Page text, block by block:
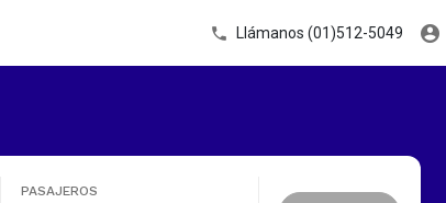
Llámanos (01)512-5049
PASAJEROS